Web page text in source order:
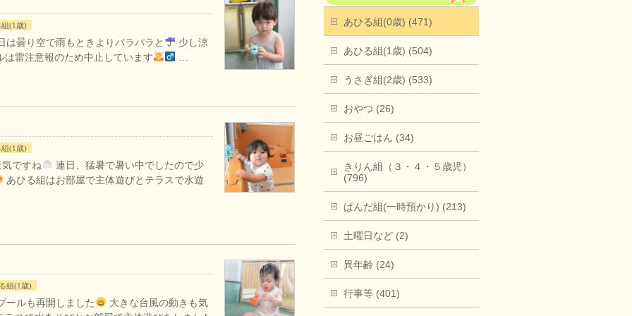
組(1歳)
は曇り空で雨もときよりパラパラと
少し涼
雷注意報のため中止しています
…
組(1歳)
ですね
連日、猛暑で暑い中でしたので少
あひる組はお部屋で主体遊びとテラスで水遊
組(1歳)
ールも再開しました
大きな台風の動きも気
あひる組(0歳) (471)
あひる組(1歳) (504)
うさぎ組(2歳) (533)
おやつ (26)
お昼ごはん (34)
きりん組（３・４・５歳児）
(796)
ぱんだ組(一時預かり) (213)
土曜日など (2)
異年齢 (24)
行事等 (401)